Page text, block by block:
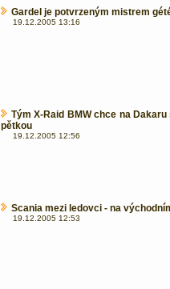
Gardel je potvrzeným mistrem
19.12.2005 13:16
Tým X-Raid BMW chce na
pětkou
19.12.2005 12:56
Scania mezi ledovci - na
19.12.2005 12:53